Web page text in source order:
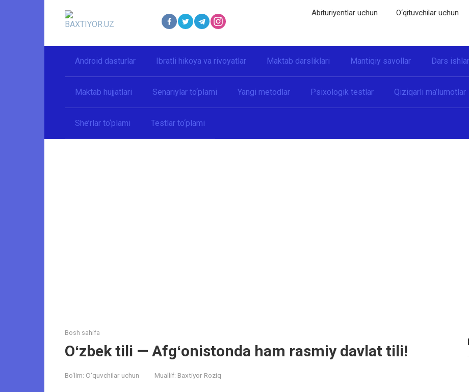
Abituriyentlar uchun O‘qituvchilar uchun
Android dasturlar Ibratli hikoya va rivoyatlar Maktab darsliklari Mantiqiy savollar Dars
Maktab hujjatlari Senariylar to‘plami Yangi metodlar Psixologik testlar Qiziqarli ma’lumotlar
She’rlar to‘plami Testlar to‘plami
Bosh sahifa
Oʻzbek tili — Afgʻonistonda ham rasmiy davlat tili!
Bo‘lim: O‘quvchilar uchun Muallif: Baxtiyor Roziq